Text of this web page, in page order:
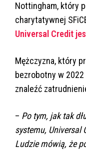
Nottingham, który
charytatywnej
Universal Credit
Mężczyzna, który
bezrobotny w
znaleźć
– Po tym, jak tak
systemu, Universal
Ludzie mówią, że